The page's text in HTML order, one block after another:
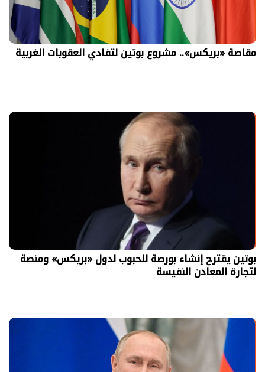
مقاصة «بريكس».. مشروع بوتين لتفادي العقوبات الغربية
بوتين يقترح إنشاء بورصة للحبوب لدول «بريكس» ومنصة
لتجارة المعادن النفيسة